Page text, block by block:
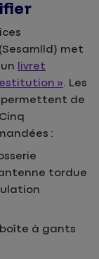
met
livret
». Les
permettent de
:
tordue
à gants